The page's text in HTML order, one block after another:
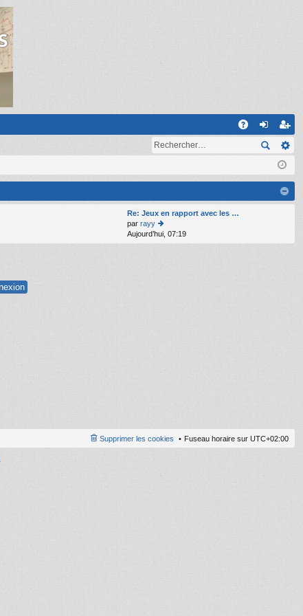
on
on
ns
cri
pti
on
Re: Jeux en rapport avec les …
par rayy
o
n
Aujourd’hui, 07:19
Fuseau horaire sur UTC+02:00
Supprimer les cookies